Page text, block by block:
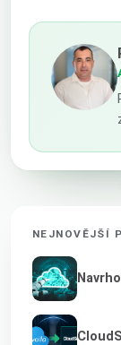
NEJNOVĚJŠÍ